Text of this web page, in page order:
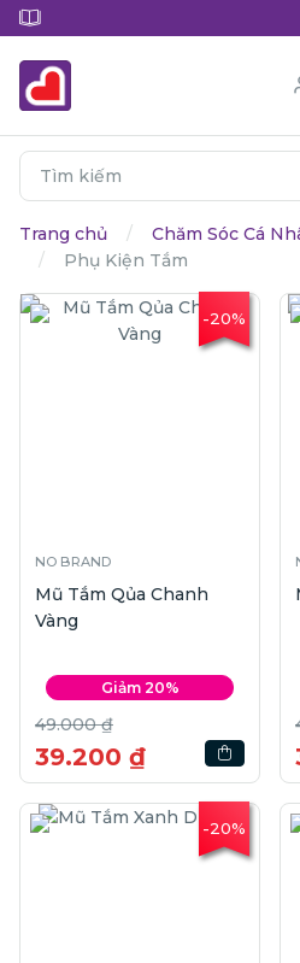
Trang chủ Chăm Sóc Cá
Phụ Kiện Tắm
-20%
NO BRAND
Mũ Tắm Qủa Chanh
Vàng
Giảm 20%
49.000 ₫
39.200 ₫
-20%